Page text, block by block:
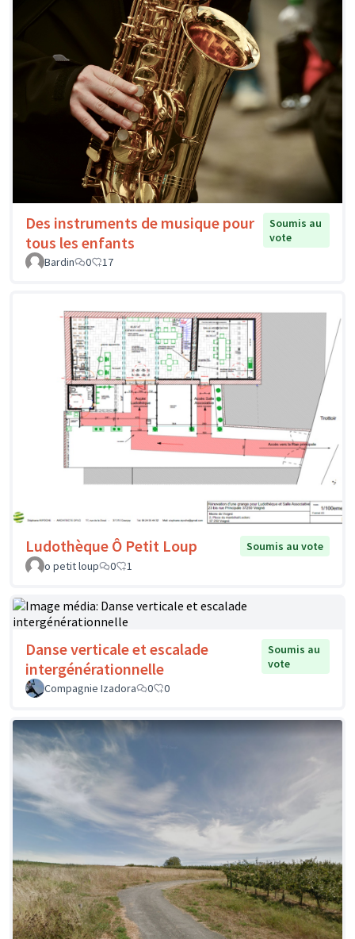
Des instruments de musique pour
tous les enfants
Soumis au
vote
Bardin
0 17
Ludothèque Ô Petit Loup
Soumis au vote
o petit loup
0 1
Danse verticale et escalade
intergénérationnelle
Soumis au
vote
Compagnie Izadora
0 0